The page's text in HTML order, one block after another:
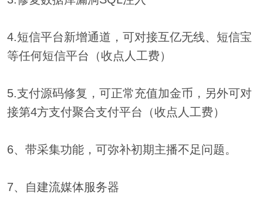
4.短信平台新增通道，可对接互亿无线、短信宝
等任何短信平台（收点人工费）
5.支付源码修复，可正常充值加金币，另外可对
接第4方支付聚合支付平台（收点人工费）
6、带采集功能，可弥补初期主播不足问题。
7、自建流媒体服务器